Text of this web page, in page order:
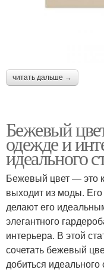
читать дальше →
Бежевый
одежде и
идеального
Бежевый цвет — это
выходит из моды. Его
делают его
элегантного
интерьера. В этой
сочетать бежевый
добиться идеального